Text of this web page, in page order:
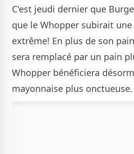
C'est jeudi dernier que
que le Whopper subirait
extrême! En plus de son
sera remplacé par un pain
Whopper bénéficiera
mayonnaise plus onctueuse.